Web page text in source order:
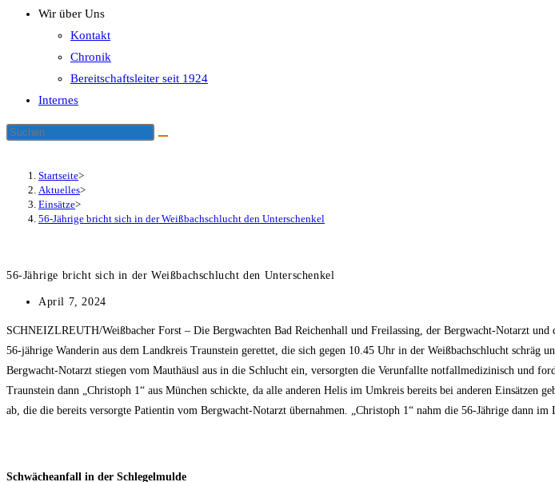
Wir über Uns
Kontakt
Chronik
Bereitschaftsleiter seit 1924
Internes
Startseite>
Aktuelles>
Einsätze>
56-Jährige bricht sich in der Weißbachschlucht den Unterschenkel
56-Jährige bricht sich in der Weißbachschlucht den Unterschenkel
Beitrag
April 7, 2024
SCHNEIZLREUTH/Weißbacher Forst – Die Bergwachten Bad Reichenhall und Freilassing, der Bergwacht-Notarzt
56-jährige Wanderin aus dem Landkreis Traunstein gerettet, die sich gegen 10.45 Uhr in der Weißbachschlucht schräg
Bergwacht-Notarzt stiegen vom Mauthäusl aus in die Schlucht ein, versorgten die Verunfallte notfallmedizinisch und
Traunstein dann „Christoph 1“ aus München schickte, da alle anderen Helis im Umkreis bereits bei anderen
ab, die die bereits versorgte Patientin vom Bergwacht-Notarzt übernahmen. „Christoph 1“ nahm die 56-Jährige dann
Schwächeanfall in der Schlegelmulde